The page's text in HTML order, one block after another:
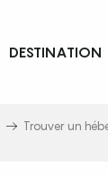
DESTINATION
Trouver un